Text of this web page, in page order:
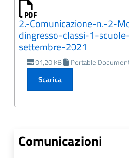
2.-Comunicazione-n.-2-
dingresso-classi-1-
settembre-2021
91,20 KB Portable
Scarica
Comunicazioni